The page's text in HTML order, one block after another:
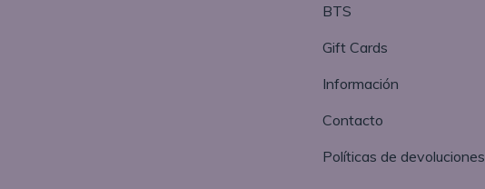
BTS
Gift Cards
Información
Contacto
Políticas de devoluciones